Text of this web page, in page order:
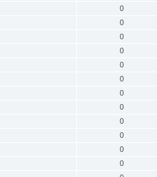
0
0
0
0
0
0
0
0
0
0
0
0